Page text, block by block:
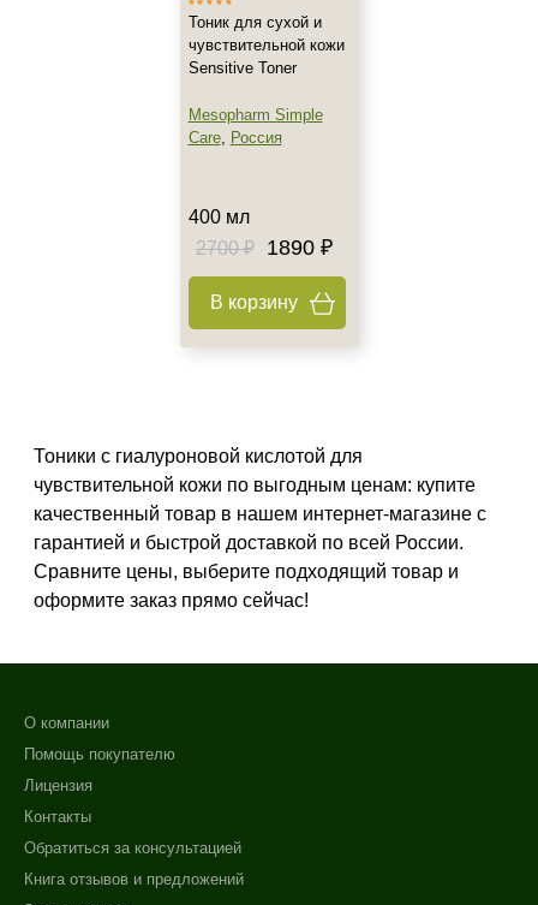
Любой возраст (от 18 лет)
Показать еще
Результат
Лифтинг
Обновление клеток
Ровный тон
Декольте
Объём
Тоник для сухой и
чувствительной кожи
Sensitive Toner
Mesopharm Simple
Care, Россия
400 мл
2700 ₽
1890 ₽
В корзину
Тоники с гиалуроновой кислотой для
чувствительной кожи по выгодным ценам: купите
качественный товар в нашем интернет-магазине с
гарантией и быстрой доставкой по всей России.
Сравните цены, выберите подходящий товар и
оформите заказ прямо сейчас!
О компании
Помощь покупателю
Лицензия
Контакты
Обратиться за консультацией
Книга отзывов и предложений
+7 (929) 933-09-89